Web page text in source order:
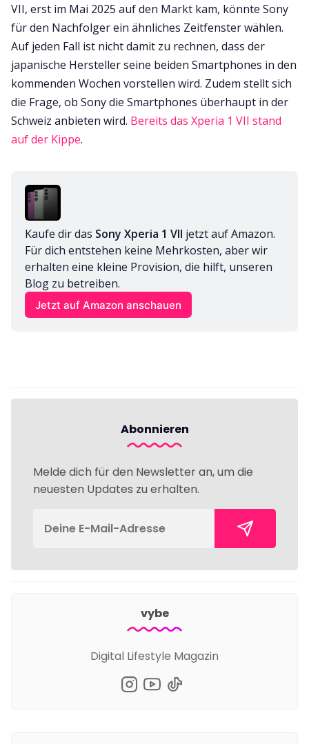
VII, erst im Mai 2025 auf den Markt kam, könnte Sony
für den Nachfolger ein ähnliches Zeitfenster wählen.
Auf jeden Fall ist nicht damit zu rechnen, dass der
japanische Hersteller seine beiden Smartphones in den
kommenden Wochen vorstellen wird. Zudem stellt sich
die Frage, ob Sony die Smartphones überhaupt in der
Schweiz anbieten wird. Bereits das Xperia 1 VII stand
auf der Kippe.
Kaufe dir das Sony Xperia 1 VII jetzt auf Amazon.
Für dich entstehen keine Mehrkosten, aber wir
erhalten eine kleine Provision, die hilft, unseren
Blog zu betreiben.
Jetzt auf Amazon anschauen
Abonnieren
Melde dich für den Newsletter an, um die
neuesten Updates zu erhalten.
vybe
Digital Lifestyle Magazin